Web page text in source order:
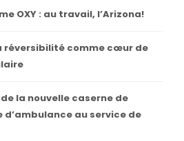
OXY : au travail, l’Arizona!
réversibilité comme cœur de
la nouvelle caserne de
au service de